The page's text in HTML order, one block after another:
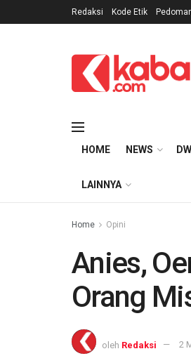
Redaksi Kode Etik
HOME NEWS
LAINNYA
Home Opini
Anies,
Orang
oleh Redaksi 2